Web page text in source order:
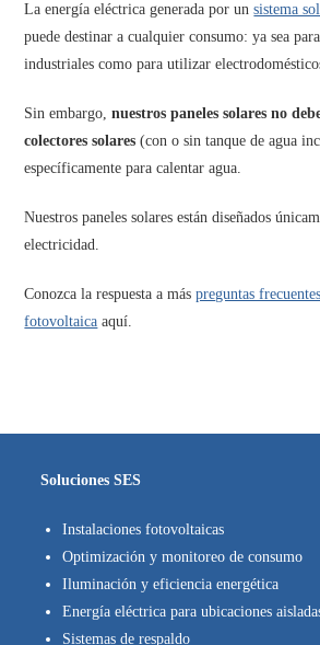
La energía eléctrica generada por unsistema
puede destinar a cualquier consumo: ya sea
industriales como para utilizar
Sin embargo,nuestros paneles solares no
colectores solares (con o sin tanque de agua
específicamente para calentar agua.
Nuestros paneles solares están diseñados
electricidad.
Conozca la respuesta a máspreguntas
fotovoltaica aquí.
Soluciones SES
Instalaciones fotovoltaicas
Optimización y monitoreo de consumo
Iluminación y eficiencia energética
Energía eléctrica para ubicaciones
Sistemas de respaldo